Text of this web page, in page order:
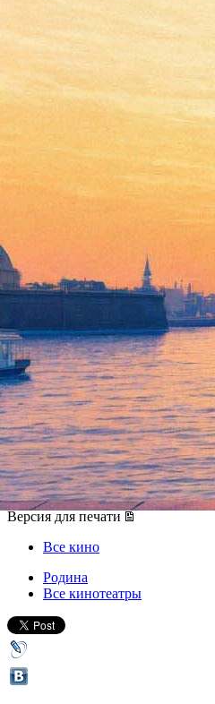
"Майские
ретроспективу
Великой
06 мая 2014, вторник,19.20
Версия для печати
Все кино
Родина
Все кинотеатры